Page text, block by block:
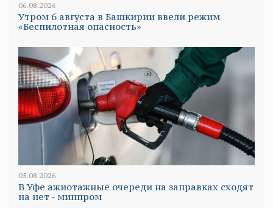
06.08.2026
Утром 6 августа в Башкирии ввели режим
«Беспилотная опасность»
05.08.2026
В Уфе ажиотажные очереди на заправках сходят
на нет - минпром